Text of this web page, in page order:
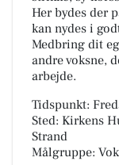
Her bydes der
kan nydes i
Medbring dit
andre voksne,
arbejde.
Tidspunkt:
Sted: Kirkens
Strand
Målgruppe: